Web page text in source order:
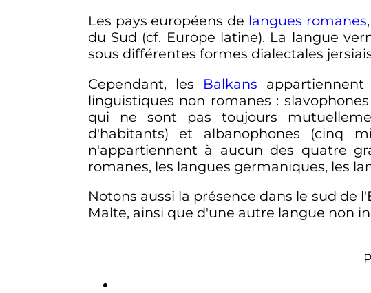
Les pays européens de langues romanes
du Sud (cf. Europe latine). La langue
sous différentes formes dialectales
Cependant, les Balkans
linguistiques non romanes :
qui ne sont pas toujours
d'habitants) et albanophones (cinq
n'appartiennent à aucun des quatre
romanes, les langues germaniques, les
Notons aussi la présence dans le sud de
Malte, ainsi que d'une autre langue non